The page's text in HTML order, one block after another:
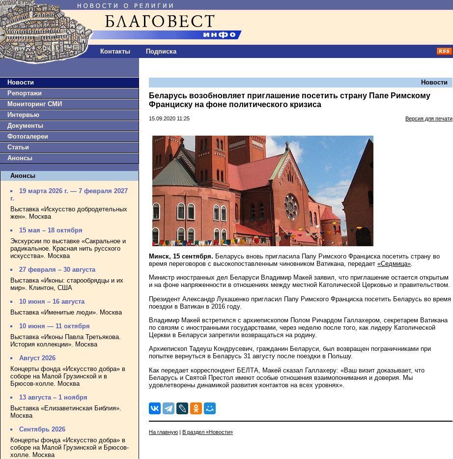
Контакты Подписка
Новости
Репортажи
Мониторинг СМИ
Интервью
Документы
Фотогалереи
Статьи
Анонсы
Анонсы
19 марта 2026 г. — 7 февраля 2027
г.
Выставка «Искусство добродетельных
жен». Москва
15 мая – 18 октября
Экскурсии по выставке «Сакральное и
радикальное. Красная нить русского
искусства». Москва
27 февраля – 30 августа
Выставка «Иконы: старообрядцы и их
мир». Клинтон, США
10 июня – 16 августа
Выставка «Именитые люди». Москва
10 июня — 11 октября
Выставка «Иконы Павла Третьякова.
История коллекции». Москва
Август 2026
Концерты фонда «Искусство добра» в
соборе на Малой Грузинской и в
Брюсов-холле. Москва
13 августа – 1 ноября
Выставка «Елизаветинская Библия».
Москва
Сентябрь 2026
Концерты фонда «Искусство добра» в
соборе на Малой Грузинской и Брюсов-
холле. Москва
Новости
Беларусь возобновляет приглашение посетить страну Папе Римскому
Франциску на фоне политического кризиса
15.09.2020 11:25 Версия для печати
Минск, 15 сентября. Беларусь вновь пригласила Папу Римского Франциска посетить страну во
время переговоров с высокопоставленным чиновником Ватикана, передает «Седмица»
Министр иностранных дел Беларуси Владимир Макей заявил, что приглашение остается открытым
и на фоне напряженности в отношениях между местной Католической Церковью и правительством.
Президент Александр Лукашенко пригласил Папу Римского Франциска посетить Беларусь во время
поездки в Ватикан в 2016 году.
Владимир Макей встретился с архиепископом Полом Ричардом Галлахером, секретарем Ватикана
по связям с иностранными государствами, через неделю после того, как лидеру Католической
Церкви в Беларуси запретили возвращаться на родину.
Архиепископ Тадеуш Кондрусевич, гражданин Беларуси, был возвращен пограничниками при
попытке вернуться в Беларусь 31 августу после поездки в Польшу.
Как передает корреспондент БЕЛТА, Макей сказал Галлахеру: «Ваш визит доказывает, что
Беларусь и Святой Престол имеют особые отношения взаимопонимания и доверия. Мы
удовлетворены динамикой развития контактов на всех уровнях».
На главную В раздел «Новости»